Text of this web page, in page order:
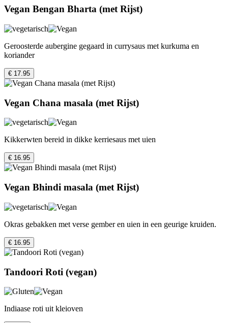
Vegan Bengan Bharta (met Rijst)
Geroosterde aubergine gegaard in currysaus met kurkuma en
koriander
€ 17.95
Vegan Chana masala (met Rijst)
Kikkerwten bereid in dikke kerriesaus met uien
€ 16.95
Vegan Bhindi masala (met Rijst)
Okras gebakken met verse gember en uien in een geurige kruiden.
€ 16.95
Tandoori Roti (vegan)
Indiaase roti uit kleioven